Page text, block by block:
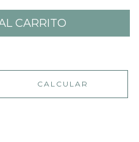
CALCULAR